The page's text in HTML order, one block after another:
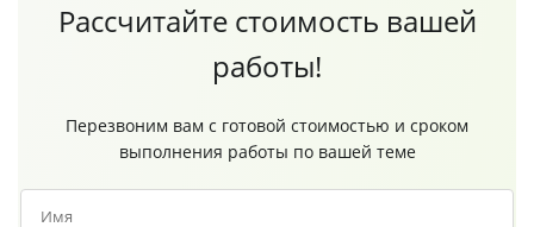
Рассчитайте стоимость вашей
работы!
Перезвоним вам с готовой стоимостью и сроком
выполнения работы по вашей теме